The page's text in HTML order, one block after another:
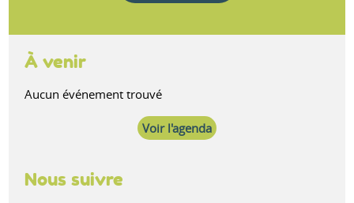
À venir
Aucun événement trouvé
Voir l'agenda
Nous suivre